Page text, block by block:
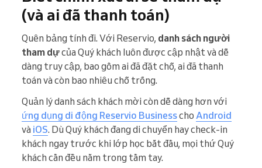
(và ai đã thanh toán)
Quên bảng tính đi. Với Reservio, danh sách người
tham dựcủa Quý khách luôn được cập nhật và dễ
dàng truy cập, bao gồm ai đã đặt chỗ, ai đã thanh
toán và còn bao nhiêu chỗ trống.
Quản lý danh sách khách mời còn dễ dàng hơn với
ứng dụng di động Reservio Businesscho Android
và iOS. Dù Quý khách đang di chuyển hay check-in
khách ngay trước khi lớp học bắt đầu, mọi thứ Quý
khách cần đều nằm trong tầm tay.